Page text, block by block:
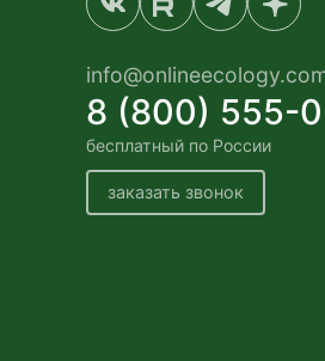
8 (800) 555-
бесплатный по России
заказать звонок